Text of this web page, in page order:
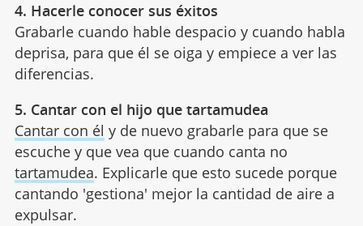
4. Hacerle conocer sus éxitos
Grabarle cuando hable despacio y cuando habla
deprisa, para que él se oiga y empiece a ver las
diferencias.
5. Cantar con el hijo que tartamudea
Cantar con él y de nuevo grabarle para que se
escuche y que vea que cuando canta no
tartamudea. Explicarle que esto sucede porque
cantando 'gestiona' mejor la cantidad de aire a
expulsar.